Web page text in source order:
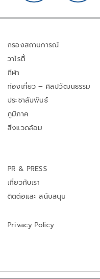
กรองสถานการณ์
วาไรตี้
กีฬา
ท่องเที่ยว – ศิลปวัฒนธรรม
ประชาสัมพันธ์
ภูมิภาค
สิ่งแวดล้อม
PR & PRESS
เกี่ยวกับเรา
ติดต่อและ สนับสนุน
Privacy Policy